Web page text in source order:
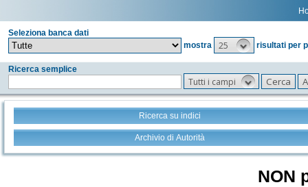
Seleziona banca dati
mostra
25 risultati per
Ricerca semplice
Tutti i campi
Ricerca su indici
Archivio di Autorità